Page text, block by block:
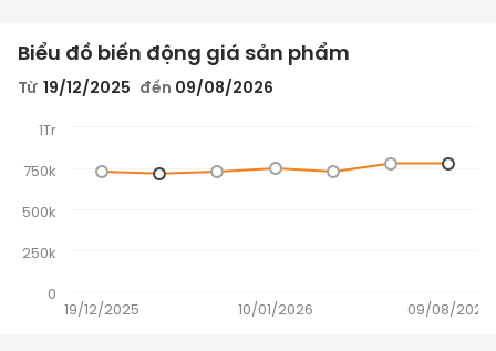
Biểu đồ biến động giá sản phẩm
Từ 19/12/2025 đến 09/08/2026
0
250k
500k
750k
1Tr
19/12/2025 10/01/2026 09/08/2026